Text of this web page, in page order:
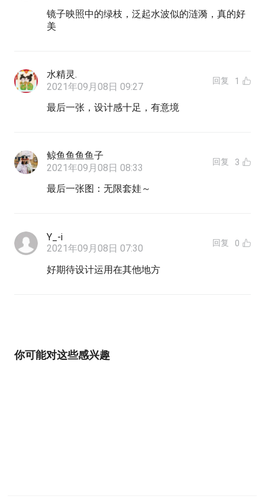
镜子映照中的绿枝，泛起水波似的涟漪，真的好
美
水精灵.
2021年09月08日 09:27
回复 1
最后一张，设计感十足，有意境
鲸鱼鱼鱼鱼子
2021年09月08日 08:33
回复 3
最后一张图：无限套娃～
Y_-i
2021年09月08日 07:30
回复 0
好期待设计运用在其他地方
你可能对这些感兴趣